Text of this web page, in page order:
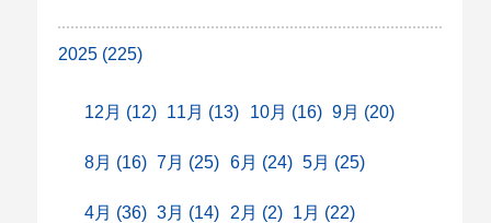
2025 (225)
12月 (12) 11月 (13) 10月 (16) 9月 (20)
8月 (16) 7月 (25) 6月 (24) 5月 (25)
4月 (36) 3月 (14) 2月 (2) 1月 (22)